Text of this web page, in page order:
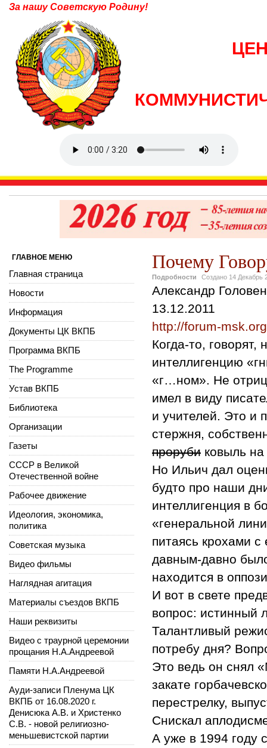
За нашу Советскую Родину!
Почему
Подробности Создано 14 Декабрь
Александр
13.12.2011
http://forum-
Когда-то,
интеллигенцию
«г…ном». Не
имел в виду
и учителей. Это и
стержня,
проруби ковыль на
Но Ильич дал
будто про наши
интеллигенция в
«генеральной
питаясь крохами
давным-давно
находится в
И вот в свете
вопрос: истинный
Талантливый
потребу дня?
Это ведь он снял
закате
перестрелку,
Снискал
А уже в 1994 году
ГЛАВНОЕ МЕНЮ
Главная страница
Новости
Информация
Документы ЦК ВКПБ
Программа ВКПБ
The Programme
Устав ВКПБ
Библиотека
Организации
Газеты
СССР в Великой
Отечественной войне
Рабочее движение
Идеология, экономика,
политика
Советская музыка
Видео фильмы
Наглядная агитация
Материалы съездов ВКПБ
Наши реквизиты
Видео с траурной церемонии
прощания Н.А.Андреевой
Памяти Н.А.Андреевой
Ауди-записи Пленума ЦК
ВКПБ от 16.08.2020 г.
Денисюка А.В. и Христенко
С.В. - новой религиозно-
меньшевистской партии